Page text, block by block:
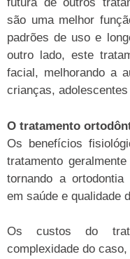
são uma melhor
padrões de uso e
outro lado, este
facial, melhorando a
crianças,
O tratamento
Os benefícios
tratamento
tornando a
em saúde e qualidade
Os custos do
complexidade do